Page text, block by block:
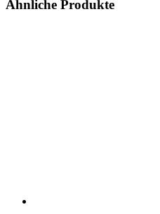
Ähnliche Produkte